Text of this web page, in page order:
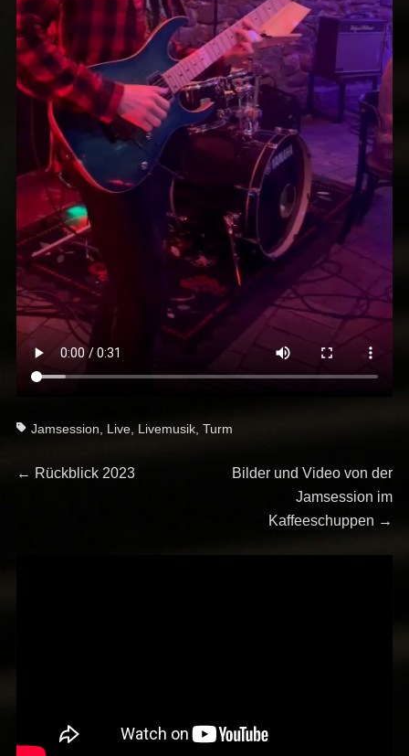
TagsJamsession Live, Livemusik, Turm
Beitragsnavigation
← Previous
Rückblick 2023
Next
Bilder und Video von der
Jamsession im
Kaffeeschuppen →